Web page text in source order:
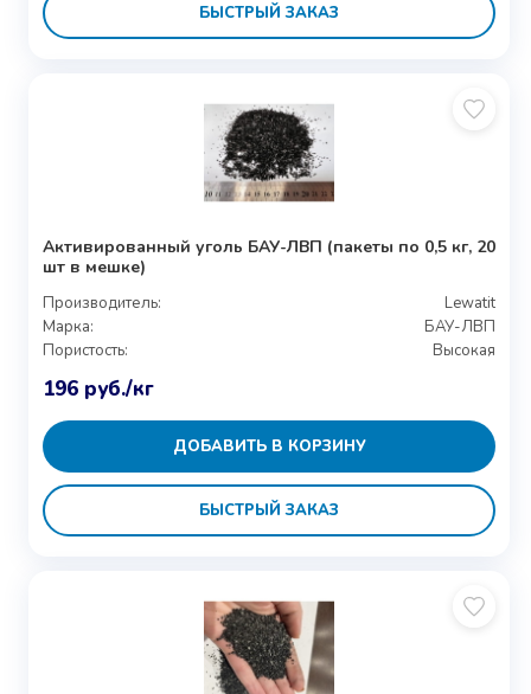
БЫСТРЫЙ ЗАКАЗ
Активированный уголь БАУ-ЛВП (пакеты по 0,5 кг, 20
шт в мешке)
Производитель:
Lewatit
Марка:
БАУ-ЛВП
Пористость:
Высокая
196 руб./кг
ДОБАВИТЬ В КОРЗИНУ
БЫСТРЫЙ ЗАКАЗ